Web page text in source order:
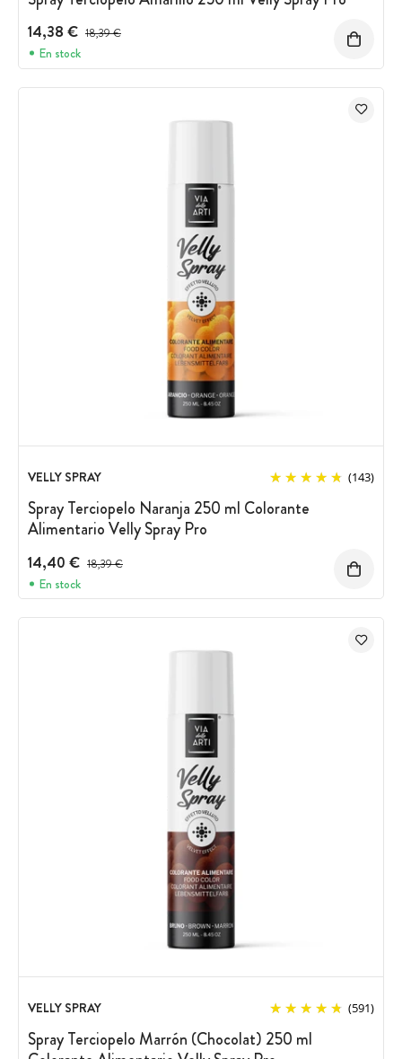
14,38 € Precio antes del descuento
18,39 €
En stock
VELLY SPRAY (143)
Spray Terciopelo Naranja 250 ml Colorante
Alimentario Velly Spray Pro
14,40 € Precio antes del descuento
18,39 €
En stock
VELLY SPRAY (591)
Spray Terciopelo Marrón (Chocolat) 250 ml